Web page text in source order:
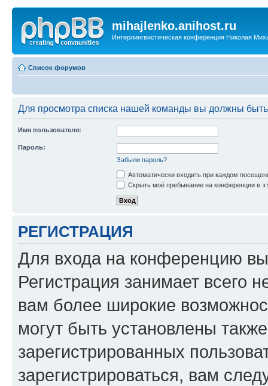
mihajlenko.anihost.ru
Интерлингвистическая конференция Николая
Список форумов
Для просмотра списка нашей команды вы должны
Имя пользователя:
Пароль:
Забыли пароль?
Автоматически входить при каждом
Скрыть моё пребывание на конференции в
РЕГИСТРАЦИЯ
Для входа на конференцию
Регистрация занимает всего
вам более широкие
могут быть установлены
зарегистрированных
зарегистрироваться, вам